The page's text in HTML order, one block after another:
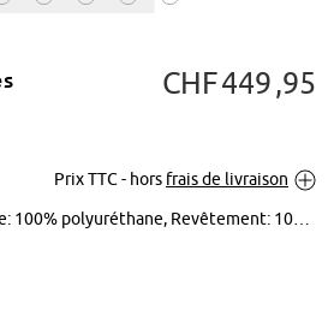
Tapoter pour
agrandir
CHF449 95
Prix TTC - hors frais de livraison
polyuréthane, Revêtement: 100% polyester